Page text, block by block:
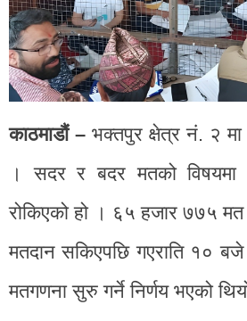
काठमाडौं – भक्तपुर क्षेत्र नं. २
। सदर र बदर मतको विषयमा
रोकिएको हो । ६५ हजार ७७५
मतदान सकिएपछि गएराति १०
मतगणना सुरु गर्ने निर्णय भएको